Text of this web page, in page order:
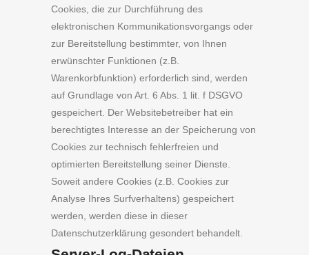
Cookies, die zur Durchführung des
elektronischen Kommunikationsvorgangs oder
zur Bereitstellung bestimmter, von Ihnen
erwünschter Funktionen (z.B.
Warenkorbfunktion) erforderlich sind, werden
auf Grundlage von Art. 6 Abs. 1 lit. f DSGVO
gespeichert. Der Websitebetreiber hat ein
berechtigtes Interesse an der Speicherung von
Cookies zur technisch fehlerfreien und
optimierten Bereitstellung seiner Dienste.
Soweit andere Cookies (z.B. Cookies zur
Analyse Ihres Surfverhaltens) gespeichert
werden, werden diese in dieser
Datenschutzerklärung gesondert behandelt.